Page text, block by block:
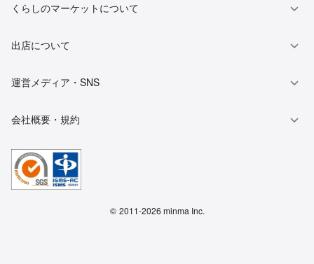
くらしのマーケットについて
出店について
運営メディア・SNS
会社概要・規約
© 2011-2026 minma Inc.